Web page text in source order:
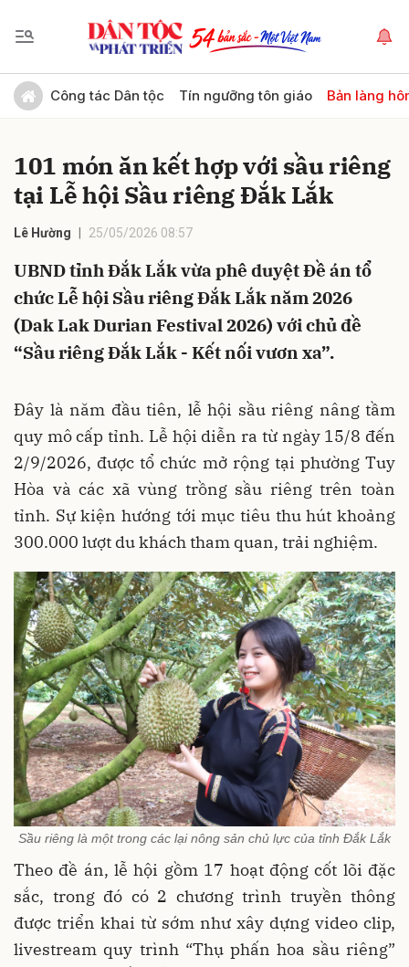
Công tác Dân tộc Tín ngưỡng tôn giáo Bản làng
101 món ăn kết hợp với sầu riêng
tại Lễ hội Sầu riêng Đắk Lắk
Lê Hường 25/05/2026 08:57
UBND tỉnh Đắk Lắk vừa phê duyệt Đề án tổ
chức Lễ hội Sầu riêng Đắk Lắk năm 2026
(Dak Lak Durian Festival 2026) với chủ đề
“Sầu riêng Đắk Lắk - Kết nối vươn xa”.
Đây là năm đầu tiên, lễ hội sầu riêng nâng tầm
quy mô cấp tỉnh. Lễ hội diễn ra từ ngày 15/8 đến
2/9/2026, được tổ chức mở rộng tại phường Tuy
Hòa và các xã vùng trồng sầu riêng trên toàn
tỉnh. Sự kiện hướng tới mục tiêu thu hút khoảng
300.000 lượt du khách tham quan, trải nghiệm.
Sầu riêng là một trong các lại nông sản chủ lực của tỉnh Đắk Lắk
Theo đề án, lễ hội gồm 17 hoạt động cốt lõi đặc
sắc, trong đó có 2 chương trình truyền thông
được triển khai từ sớm như xây dựng video clip,
livestream quy trình “Thụ phấn hoa sầu riêng”
Gửi bình luận
Hủy Gửi